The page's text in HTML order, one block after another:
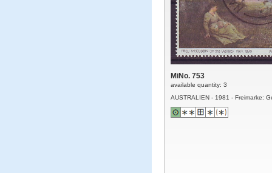
MiNo. 753
available quantity: 3
AUSTRALIEN - 1981 - Freimarke: